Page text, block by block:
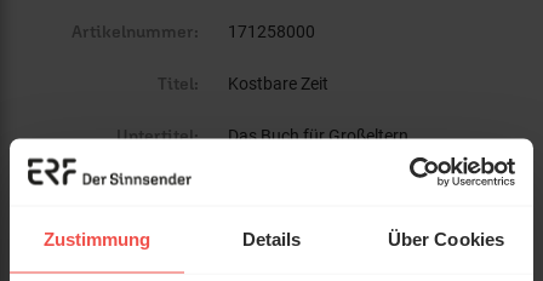
Zustimmung Details Über Cookies
Artikelnummer: 171258000
Titel: Kostbare Zeit
Untertitel: Das Buch für Großeltern
Autor:
Verlag: Bene Verlag